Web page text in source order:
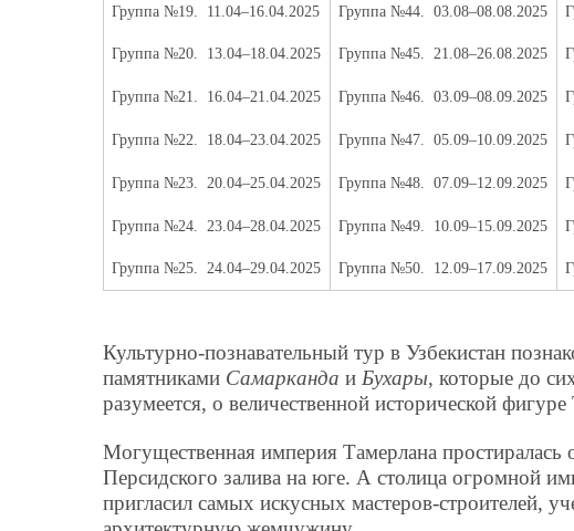
Группа №19. 11.04–16.04.2025
Группа №20. 13.04–18.04.2025
Группа №21. 16.04–21.04.2025
Группа №22. 18.04–23.04.2025
Группа №23. 20.04–25.04.2025
Группа №24. 23.04–28.04.2025
Группа №25. 24.04–29.04.2025
Группа №44. 03.08–08.08.2025
Группа №45. 21.08–26.08.2025
Группа №46. 03.09–08.09.2025
Группа №47. 05.09–10.09.2025
Группа №48. 07.09–12.09.2025
Группа №49. 10.09–15.09.2025
Группа №50. 12.09–17.09.2025
Культурно-познавательный тур в Узбекистан
памятниками Самарканда и Бухары, которые до
разумеется, о величественной исторической
Могущественная империя Тамерлана
Персидского залива на юге. А столица огромной
пригласил самых искусных мастеров-строителей,